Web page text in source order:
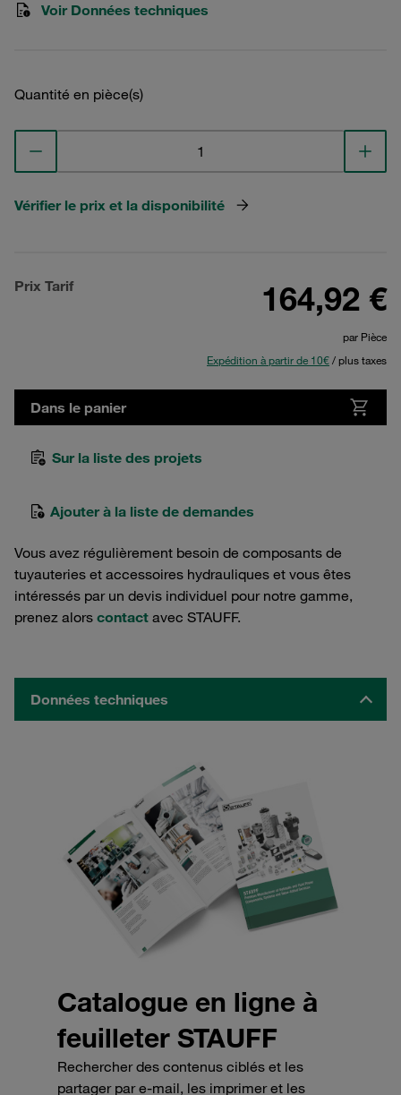
Voir Données techniques
Quantité en pièce(s)
Vérifier le prix et la disponibilité
Prix Tarif 164,92 €
par Pièce
Expédition à partir de 10€/ plus taxes
Dans le panier
Sur la liste des projets
Ajouter à la liste de demandes
Vous avez régulièrement besoin de composants de
tuyauteries et accessoires hydrauliques et vous êtes
intéressés par un devis individuel pour notre gamme,
prenez alors contact avec STAUFF.
Données techniques
Catalogue en ligne à
feuilleter STAUFF
Rechercher des contenus ciblés et les
partager par e-mail, les imprimer et les